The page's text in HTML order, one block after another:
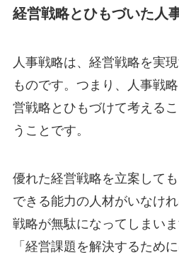
経営戦略とひもづいた人
人事戦略は、経営戦略を実
ものです。つまり、人事戦
営戦略とひもづけて考える
うことです。
優れた経営戦略を立案して
できる能力の人材がいなけ
戦略が無駄になってしまいま
「経営課題を解決するため